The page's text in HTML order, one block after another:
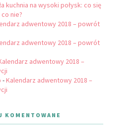
kuchnia na wysoki połysk: co się
nie?
adwentowy 2018 – powrót
adwentowy 2018 – powrót
adwentowy 2018 –
-Kalendarz adwentowy 2018 –
KOMENTOWANE